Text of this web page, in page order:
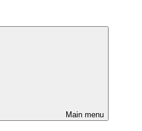
Main menu